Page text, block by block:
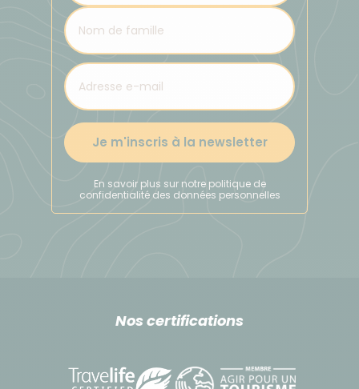
Je m'inscris à la newsletter
En savoir plus sur notre politique de
confidentialité des données personnelles
Nos certifications